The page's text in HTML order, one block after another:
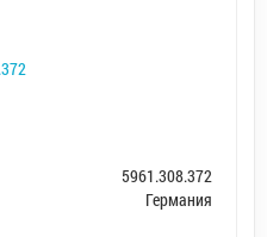
5961.308.372
Германия